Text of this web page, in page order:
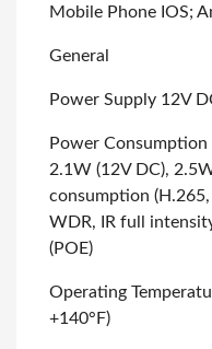
Mobile Phone IOS;
General
Power Supply 12V
Power
2.1W (12V DC),
consumption
WDR, IR full
(POE)
Operating
+140°F)